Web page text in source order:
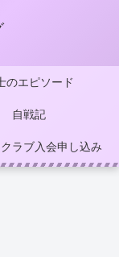
のエピソード
自戦記
ラブ入会申し込み